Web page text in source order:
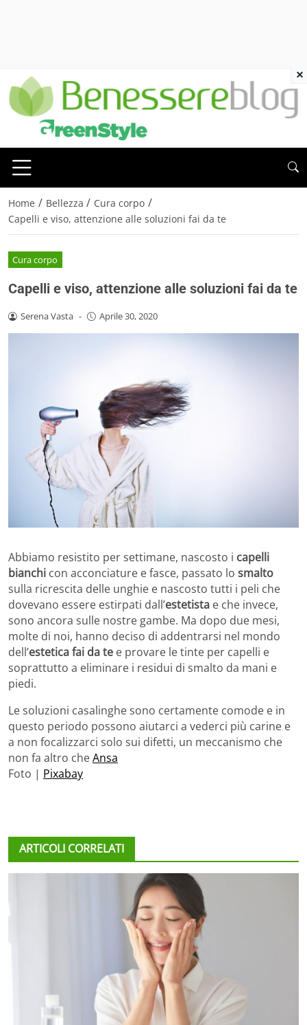
Home / Bellezza / Cura corpo /
Capelli e viso, attenzione alle soluzioni fai da te
Cura corpo
Capelli e viso, attenzione alle soluzioni fai da te
Serena Vasta - Aprile 30, 2020
Abbiamo resistito per settimane, nascosto i capelli
bianchi con acconciature e fasce, passato lo smalto
sulla ricrescita delle unghie e nascosto tutti i peli che
dovevano essere estirpati dall’estetista e che invece,
sono ancora sulle nostre gambe. Ma dopo due mesi,
molte di noi, hanno deciso di addentrarsi nel mondo
dell’estetica fai da te e provare le tinte per capelli e
soprattutto a eliminare i residui di smalto da mani e
piedi.
Le soluzioni casalinghe sono certamente comode e in
questo periodo possono aiutarci a vederci più carine e
a non focalizzarci solo sui difetti, un meccanismo che
non fa altro cheAnsa
Foto | Pixabay
ARTICOLI CORRELATI
×